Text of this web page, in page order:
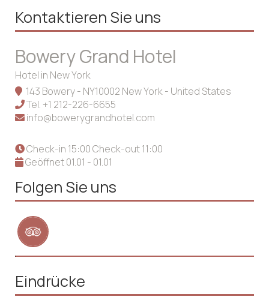
Kontaktieren Sie uns
Bowery Grand Hotel
Hotel in New York
143 Bowery - NY10002 New York - United States
Tel. +1 212-226-6655
info@bowerygrandhotel.com
Check-in 15:00 Check-out 11:00
Geöffnet 01.01 - 01.01
Folgen Sie uns
Eindrücke